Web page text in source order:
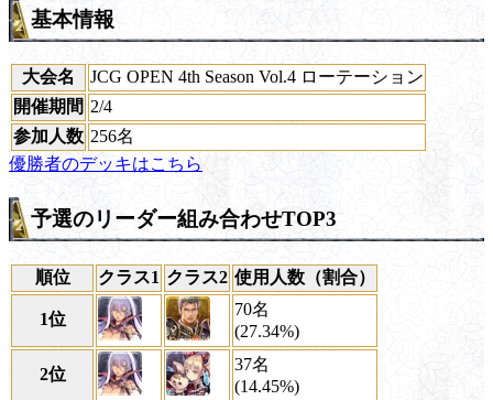
基本情報
大会名
JCG OPEN 4th Season Vol.4 ローテーション
開催期間 2/4
参加人数 256名
優勝者のデッキはこちら
予選のリーダー組み合わせTOP3
順位 クラス1 クラス2 使用人数（割合）
1位
70名
(27.34%)
2位
37名
(14.45%)